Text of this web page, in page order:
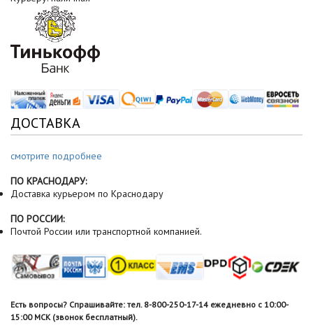
ДОСТАВКА
смотрите подробнее
ПО КРАСНОДАРУ:
Доставка курьером по Краснодару
ПО РОССИИ:
Почтой России или транспортной компанией.
Есть вопросы? Спрашивайте: тел. 8-800-250-17-14 ежедневно с 10:00-
15:00 МСК (звонок бесплатный).